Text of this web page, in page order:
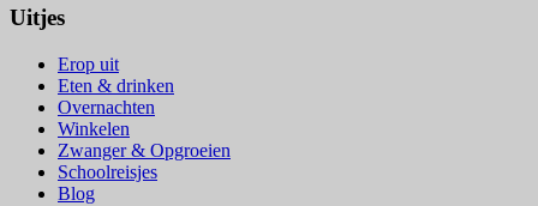
Uitjes
Erop uit
Eten & drinken
Overnachten
Winkelen
Zwanger & Opgroeien
Schoolreisjes
Blog